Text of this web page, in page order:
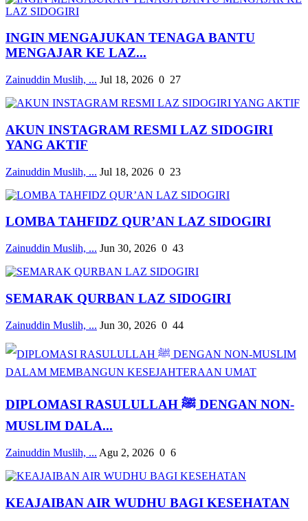
INGIN MENGAJUKAN TENAGA BANTU
MENGAJAR KE LAZ...
Zainuddin Muslih, ... Jul 18, 2026 0 27
AKUN INSTAGRAM RESMI LAZ SIDOGIRI
YANG AKTIF
Zainuddin Muslih, ... Jul 18, 2026 0 23
LOMBA TAHFIDZ QUR’AN LAZ SIDOGIRI
Zainuddin Muslih, ... Jun 30, 2026 0 43
SEMARAK QURBAN LAZ SIDOGIRI
Zainuddin Muslih, ... Jun 30, 2026 0 44
DIPLOMASI RASULULLAH ﷺ DENGAN NON-
MUSLIM DALA...
Zainuddin Muslih, ... Agu 2, 2026 0 6
KEAJAIBAN AIR WUDHU BAGI KESEHATAN